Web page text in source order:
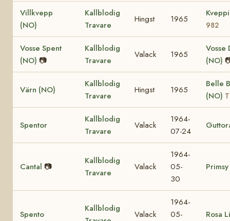
Villkvepp
(NO)
Kallblodig
Travare
Hingst 1965
982
Vosse Spent
(NO) 📷
Kallblodig
Travare
Valack 1965
Vosse
(NO)
Värn (NO)
Kallblodig
Travare
Hingst 1965
Belle
(NO)
Spentor
Kallblodig
Travare
Valack
1964-
07-24
Cantal 📷
Kallblodig
Travare
Valack
1964-
05-
30
Primsy
Spento
Kallblodig
Valack
1964-
05-
Rosa